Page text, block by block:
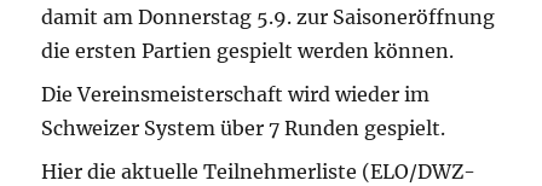
damit am Donnerstag 5.9. zur Saisoneröffnung
die ersten Partien gespielt werden können.
Die Vereinsmeisterschaft wird wieder im
Schweizer System über 7 Runden gespielt.
Hier die aktuelle Teilnehmerliste (ELO/DWZ-